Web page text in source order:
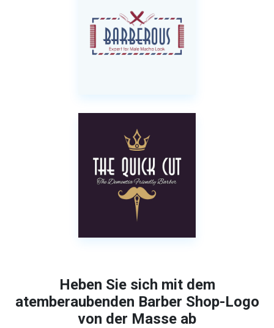
Heben Sie sich mit dem
atemberaubenden Barber Shop-Logo
von der Masse ab